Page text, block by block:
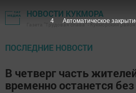
НОВОСТИ КУКМОРА
Газета "Трудовая слава" - Кукморский район
ПОСЛЕДНИЕ НОВОСТИ
В четверг часть
временно останется
3 Автоматическое